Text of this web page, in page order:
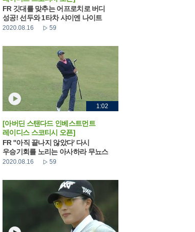
FR 깃대를 맞추는 어프로치로 버디
성공! 선두와 1타차 샤이엔 나이트
2020.08.16 59
1:02
[아버딘 스탠다드 인베스트먼트
레이디스 스코티시 오픈]
FR "아직 끝나지 않았다' 다시
우승기회를 노리는 아사하라 무뇨스
2020.08.16 59